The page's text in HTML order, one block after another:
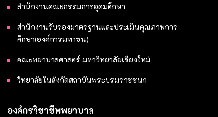
สำนักงานคณะกรรมการอุดมศึกษา
สำนักงานรับรองมาตรฐานและประเมินคุณภาพการ
ศึกษา(องค์การมหาชน)
คณะพยาบาลศาสตร์ มหาวิทยาลัยเชียงใหม่
วิทยาลัยในสังกัดสถาบันพระบรมราชชนก
องค์กรวิชาชีพพยาบาล